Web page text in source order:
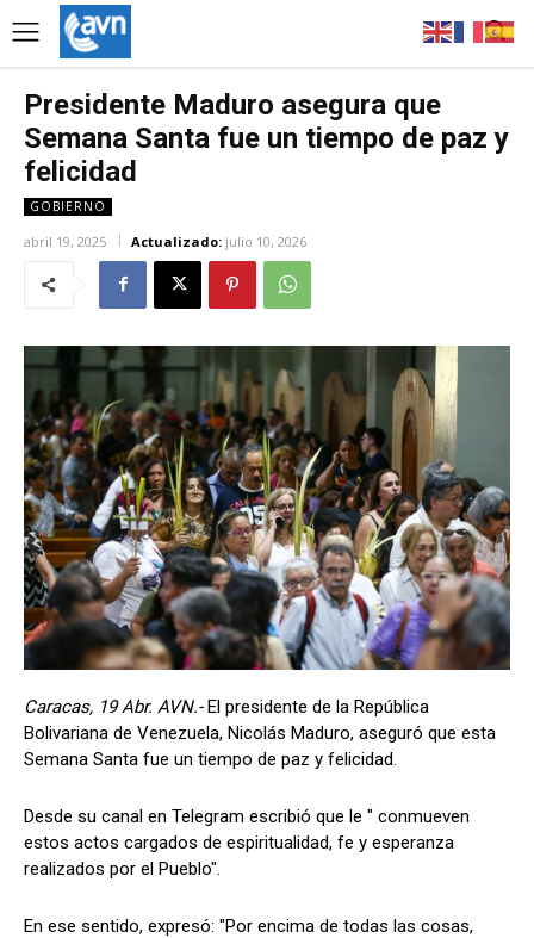
Presidente Maduro asegura que
Semana Santa fue un tiempo de paz y
felicidad
GOBIERNO
abril 19, 2025 Actualizado: julio 10, 2026
Caracas, 19 Abr. AVN.-El presidente de la República
Bolivariana de Venezuela, Nicolás Maduro, aseguró que esta
Semana Santa fue un tiempo de paz y felicidad.
Desde su canal en Telegram escribió que le " conmueven
estos actos cargados de espiritualidad, fe y esperanza
realizados por el Pueblo".
En ese sentido, expresó: "Por encima de todas las cosas,